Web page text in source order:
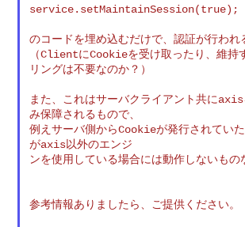
service.setMaintainSession(true);
のコードを埋め込むだけで、認証が行われ
（ClientにCookieを受け取ったり、維持
リングは不要なのか？）
また、これはサーバクライアント共に
み保障されるもので、
例えサーバ側からCookieが発行されてい
がaxis以外のエンジ
ンを使用している場合には動作しないもの
参考情報ありましたら、ご提供ください。